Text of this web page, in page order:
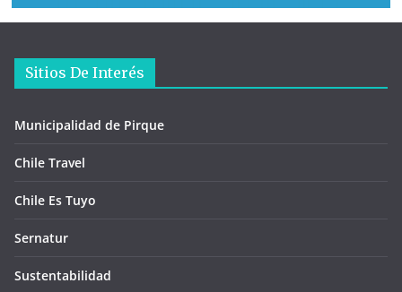
Sitios De Interés
Municipalidad de Pirque
Chile Travel
Chile Es Tuyo
Sernatur
Sustentabilidad